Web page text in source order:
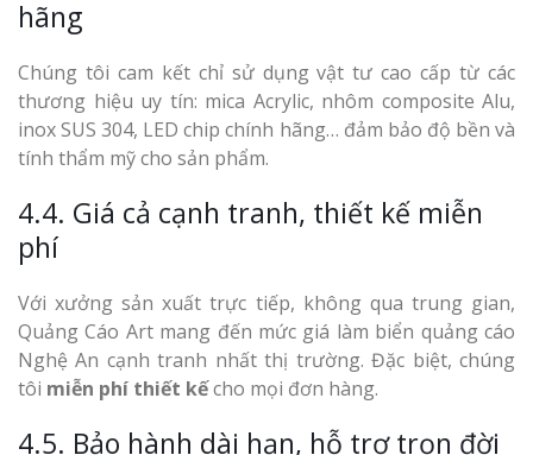
hãng
Chúng tôi cam kết chỉ sử dụng vật tư cao cấp từ các
thương hiệu uy tín: mica Acrylic, nhôm composite Alu,
inox SUS 304, LED chip chính hãng… đảm bảo độ bền và
tính thẩm mỹ cho sản phẩm.
4.4. Giá cả cạnh tranh, thiết kế miễn
phí
Với xưởng sản xuất trực tiếp, không qua trung gian,
Quảng Cáo Art mang đến mức giá làm biển quảng cáo
Nghệ An cạnh tranh nhất thị trường. Đặc biệt, chúng
tôi miễn phí thiết kếcho mọi đơn hàng.
4.5. Bảo hành dài hạn, hỗ trợ trọn đời